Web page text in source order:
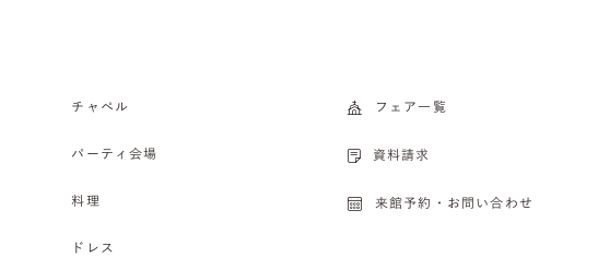
チャペル
パーティ会場
料理
ドレス
フェア一覧
資料請求
来館予約・お問い合わせ